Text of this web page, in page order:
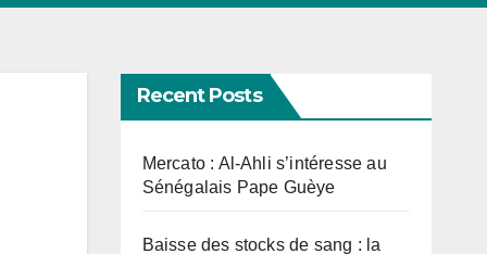
Recent Posts
Mercato : Al-Ahli s’intéresse au
Sénégalais Pape Guèye
Baisse des stocks de sang : la